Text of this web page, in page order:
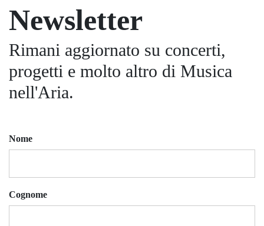
Newsletter
Rimani aggiornato su concerti,
progetti e molto altro di Musica
nell'Aria.
Nome
Cognome